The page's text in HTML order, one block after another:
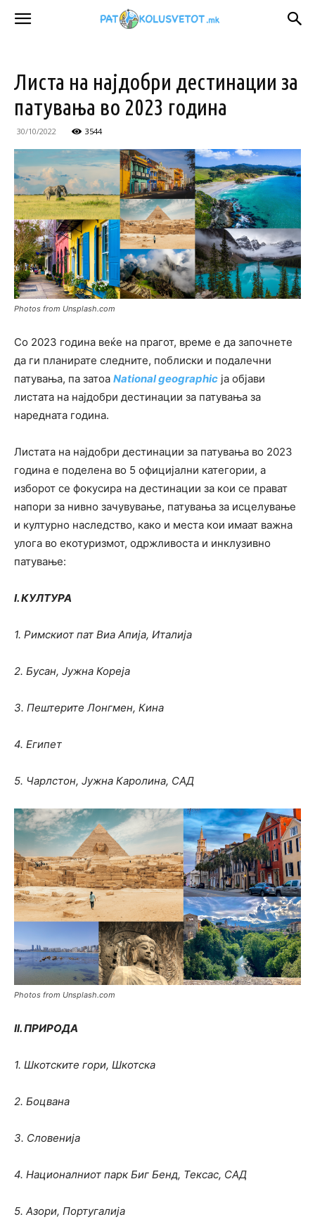
Листа на најдобри дестинации за
патувања во 2023 година
30/10/2022 3544
Photos from Unsplash.com
Со 2023 година веќе на прагот, време е да започнете
да ги планирате следните, поблиски и подалечни
патувања, па затоа National geographic ја објави
листата на најдобри дестинации за патувања за
наредната година.
Листата на најдобри дестинации за патувања во 2023
година е поделена во 5 официјални категории, а
изборот се фокусира на дестинации за кои се прават
напори за нивно зачувување, патувања за исцелување
и културно наследство, како и места кои имаат важна
улога во екотуризмот, одржливоста и инклузивно
патување:
I. КУЛТУРА
1. Римскиот пат Виа Апија, Италија
2. Бусан, Јужна Кореја
3. Пештерите Лонгмен, Кина
4. Египет
5. Чарлстон, Јужна Каролина, САД
Photos from Unsplash.com
II. ПРИРОДА
1. Шкотските гори, Шкотска
2. Боцвана
3. Словенија
4. Националниот парк Биг Бенд, Тексас, САД
5. Азори, Португалија